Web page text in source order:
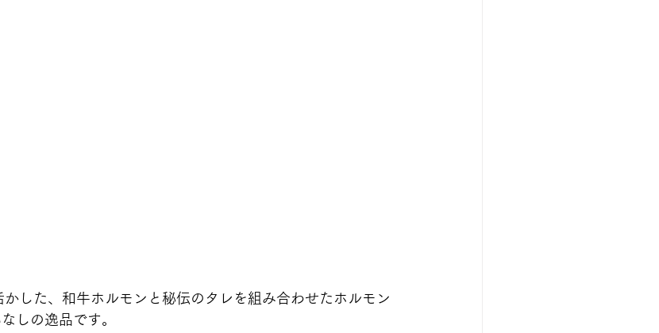
した、和牛ホルモンと秘伝のタレを組み合わせたホルモン
しの逸品です。